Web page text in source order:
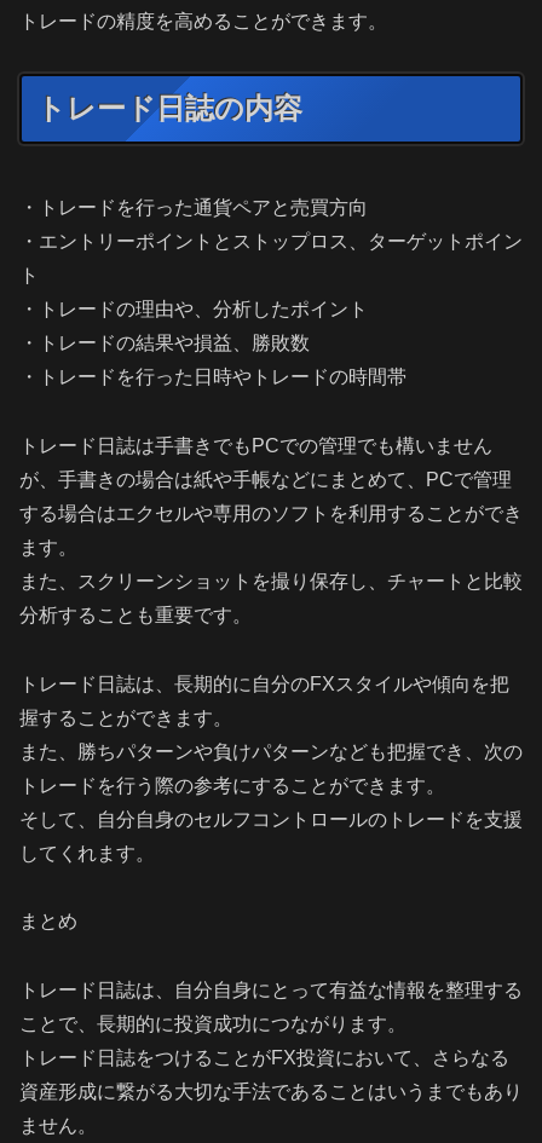
トレードの精度を高めることができます。
トレード日誌の内容
・トレードを行った通貨ペアと売買方向
・エントリーポイントとストップロス、ターゲットポイン
ト
・トレードの理由や、分析したポイント
・トレードの結果や損益、勝敗数
・トレードを行った日時やトレードの時間帯
トレード日誌は手書きでもPCでの管理でも構いません
が、手書きの場合は紙や手帳などにまとめて、PCで管理
する場合はエクセルや専用のソフトを利用することができ
ます。
また、スクリーンショットを撮り保存し、チャートと比較
分析することも重要です。
トレード日誌は、長期的に自分のFXスタイルや傾向を把
握することができます。
また、勝ちパターンや負けパターンなども把握でき、次の
トレードを行う際の参考にすることができます。
そして、自分自身のセルフコントロールのトレードを支援
してくれます。
まとめ
トレード日誌は、自分自身にとって有益な情報を整理する
ことで、長期的に投資成功につながります。
トレード日誌をつけることがFX投資において、さらなる
資産形成に繋がる大切な手法であることはいうまでもあり
ません。